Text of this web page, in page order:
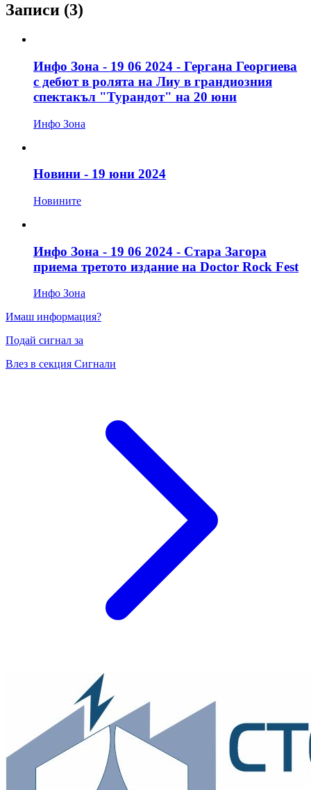
Записи (3)
Инфо Зона - 19 06 2024 - Гергана Георгиева
с дебют в ролята на Лиу в грандиозния
спектакъл "Турандот" на 20 юни
Инфо Зона
Новини - 19 юни 2024
Новините
Инфо Зона - 19 06 2024 - Стара Загора
приема третото издание на Doctor Rock Fest
Инфо Зона
Имаш информация?
Подай сигнал за
Влез в секция Сигнали